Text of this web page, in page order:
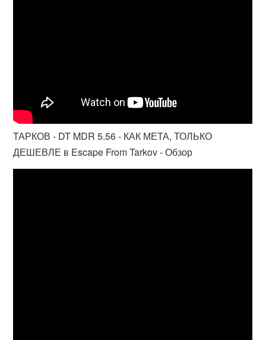
ТАРКОВ - DT MDR 5.56 - КАК МЕТА, ТОЛЬКО
ДЕШЕВЛЕ в Escape From Tarkov - Обзор